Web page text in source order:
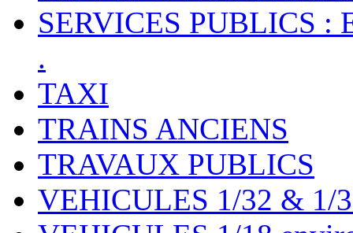
SERVICES PUBLICS :
.
TAXI
TRAINS ANCIENS
TRAVAUX PUBLICS
VEHICULES 1/32 & 1/